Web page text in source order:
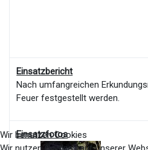
Einsatzbericht
Nach umfangreichen
Feuer festgestellt werden.
Einsatzfotos
Wir benutzen Cookies